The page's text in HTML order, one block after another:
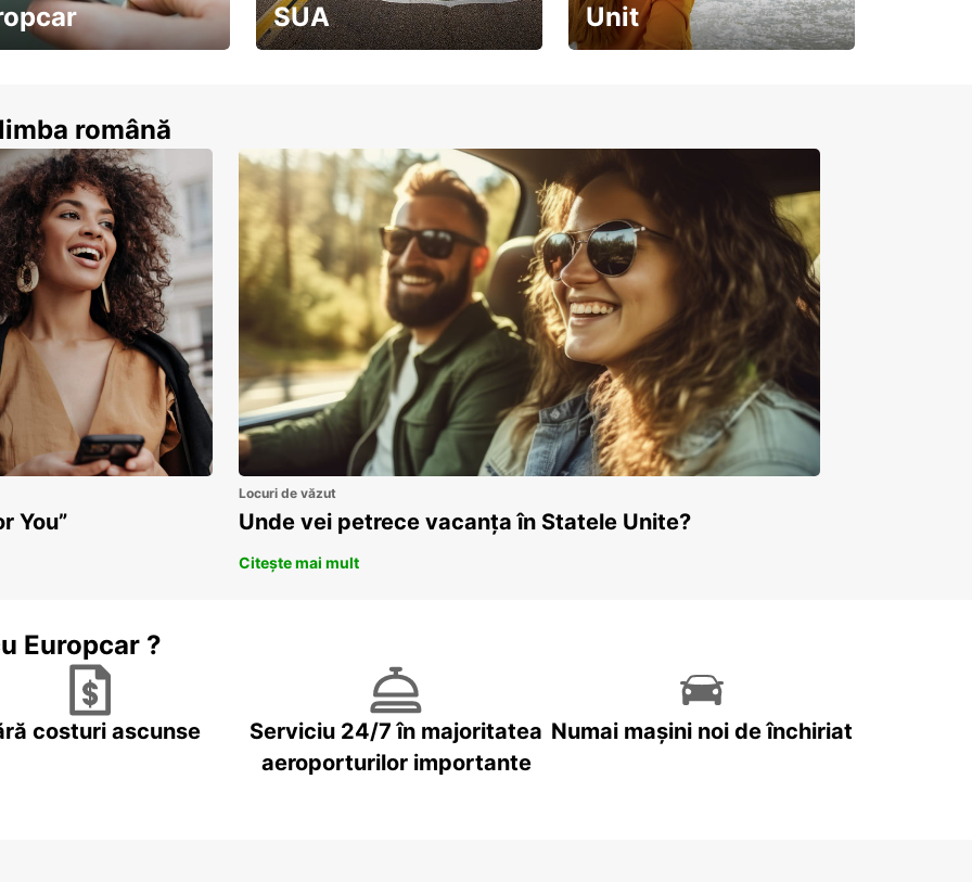
SUA
Unit
română
You”
Locuri de văzut
Unde vei petrece vacanța în Statele Unite?
Citește mai mult
Europcar ?
costuri ascunse
Serviciu 24/7 în majoritatea
aeroporturilor importante
Numai mașini noi de închiriat